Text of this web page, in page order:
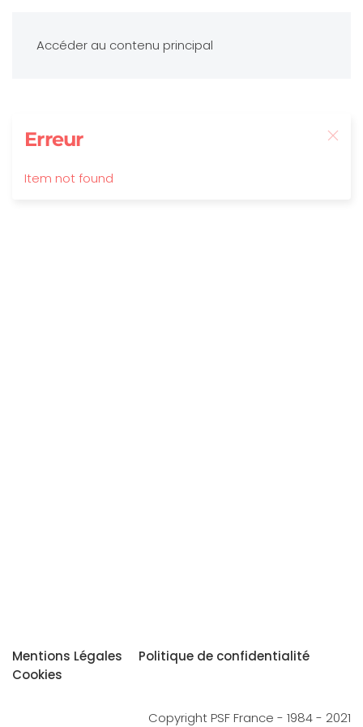
Accéder au contenu principal
Erreur
Item not found
Mentions Légales
Politique de confidentialité
Cookies
Copyright PSF France - 1984 - 2021